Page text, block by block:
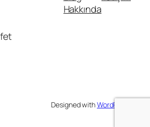
Hakkında
Designed withWordPress